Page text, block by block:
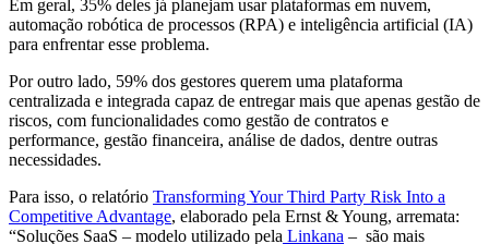
Em geral, 35% deles já planejam usar plataformas em nuvem,
automação robótica de processos (RPA) e inteligência artificial (IA)
para enfrentar esse problema.
Por outro lado, 59% dos gestores querem uma plataforma
centralizada e integrada capaz de entregar mais que apenas gestão de
riscos, com funcionalidades como gestão de contratos e
performance, gestão financeira, análise de dados, dentre outras
necessidades.
Para isso, o relatório Transforming Your Third Party Risk Into a
Competitive Advantage, elaborado pela Ernst & Young, arremata:
“Soluções SaaS – modelo utilizado pela Linkana – são mais